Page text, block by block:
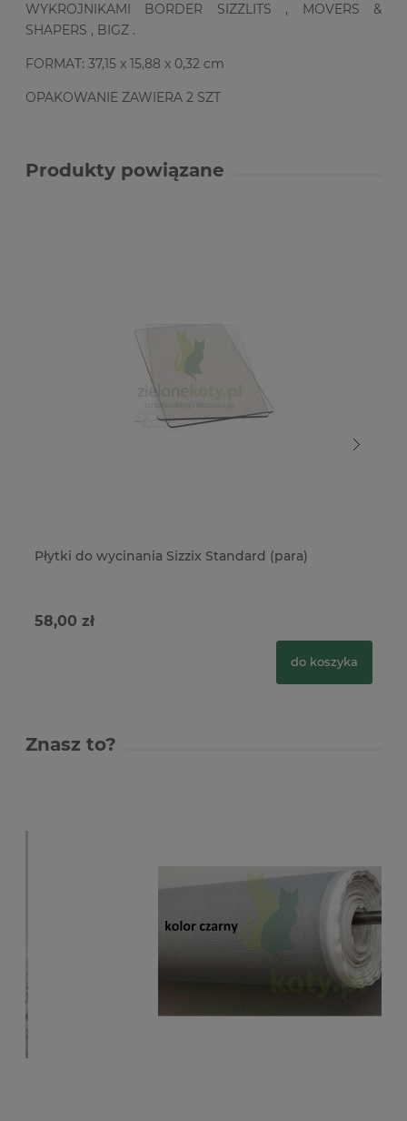
WYKROJNIKAMI BORDER SIZZLITS , MOVERS &
SHAPERS , BIGZ .
FORMAT: 37,15 x 15,88 x 0,32 cm
OPAKOWANIE ZAWIERA 2 SZT
Produkty powiązane
Płytki do wycinania Sizzix Standard (para)
58,00 zł
do koszyka
Znasz to?